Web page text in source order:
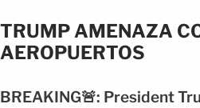
TRUMP AMENAZA
AEROPUERTOS
BREAKING🚨: President